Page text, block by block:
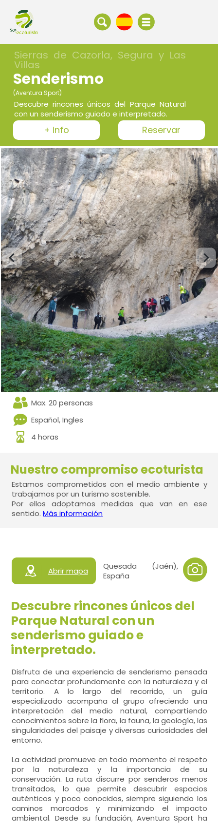
Sierras de Cazorla, Segura y Las
Villas
Senderismo
(Aventura Sport)
Descubre rincones únicos del Parque Natural
con un senderismo guiado e interpretado.
+ info Reservar
Max. 20 personas
Español, Ingles
4 horas
Nuestro compromiso ecoturista
Estamos comprometidos con el medio ambiente y
trabajamos por un turismo sostenible.
Por ellos adoptamos medidas que van en ese
sentido.Más información
Abrir mapa
Quesada (Jaén),
España
Descubre rincones únicos del
Parque Natural con un
senderismo guiado e
interpretado.
Disfruta de una experiencia de senderismo pensada
para conectar profundamente con la naturaleza y el
territorio. A lo largo del recorrido, un guía
especializado acompaña al grupo ofreciendo una
interpretación del medio natural, compartiendo
conocimientos sobre la flora, la fauna, la geología, las
singularidades del paisaje y diversas curiosidades del
entorno.
La actividad promueve en todo momento el respeto
por la naturaleza y la importancia de su
conservación. La ruta discurre por senderos menos
transitados, lo que permite descubrir espacios
auténticos y poco conocidos, siempre siguiendo los
caminos marcados y minimizando el impacto
ambiental. Desde su fundación, Aventura Sport ha